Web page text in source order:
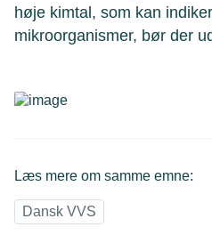
høje kimtal, som kan
mikroorganismer, bør der
Læs mere om samme emne:
Dansk VVS